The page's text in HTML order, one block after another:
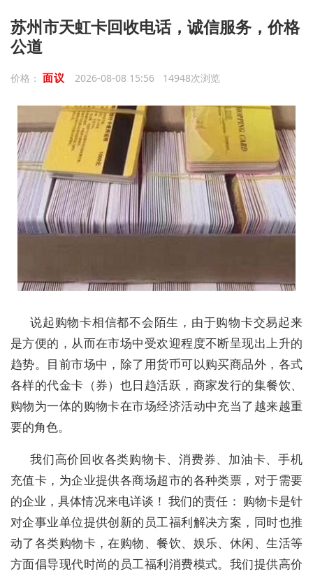
苏州市天虹卡回收电话，诚信服务，价格
公道
价格： 面议 2026-08-08 15:56 14948次浏览
说起购物卡相信都不会陌生，由于购物卡交易起来
是方便的，从而在市场中受欢迎程度不断呈现出上升的
趋势。目前市场中，除了用货币可以购买商品外，各式
各样的代金卡（券）也日趋活跃，商家发行的集餐饮、
购物为一体的购物卡在市场经济活动中充当了越来越重
要的角色。
我们高价回收各类购物卡、消费券、加油卡、手机
充值卡，为企业提供各商场超市的各种类票，对于需要
的企业，具体情况来电详谈！ 我们的责任： 购物卡是针
对企事业单位提供创新的员工福利解决方案，同时也推
动了各类购物卡，在购物、餐饮、娱乐、休闲、生活等
方面倡导现代时尚的员工福利消费模式。我们提供高价